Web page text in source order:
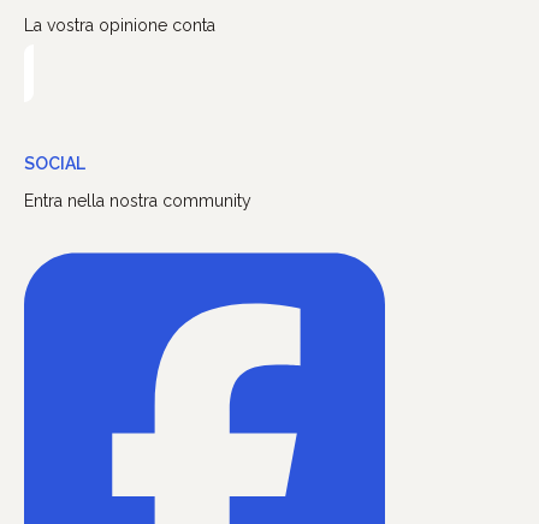
La vostra opinione conta
SOCIAL
Entra nella nostra community